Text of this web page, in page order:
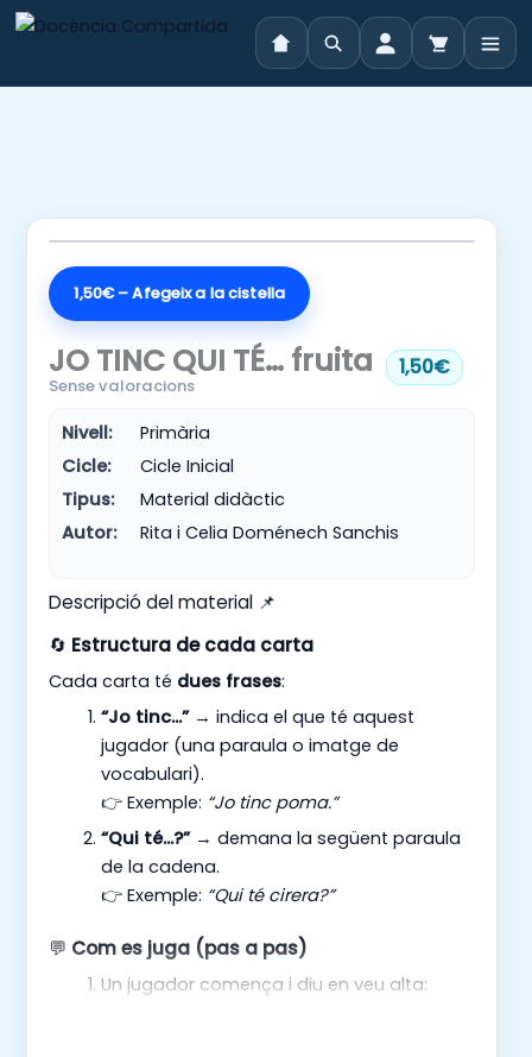
1,50€ – Afegeix a la cistella
JO TINC QUI TÉ… fruita 1,50€
Sense valoracions
Nivell:
Primària
Cicle:
Cicle Inicial
Tipus:
Material didàctic
Autor:
Rita i Celia Doménech Sanchis
Descripció del material 📌
🔄 Estructura de cada carta
Cada carta té dues frases:
“Jo tinc…”→ indica el que té aquest
jugador (una paraula o imatge de
vocabulari).
👉 Exemple: “Jo tinc poma.”
“Qui té…?”→ demana la següent paraula
de la cadena.
👉 Exemple: “Qui té cirera?”
💬 Com es juga (pas a pas)
Un jugador comença i diu en veu alta: